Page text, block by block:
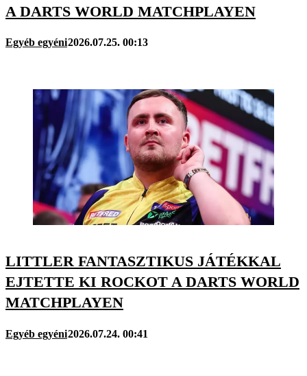
A DARTS WORLD MATCHPLAYEN
Egyéb egyéni2026.07.25. 00:13
LITTLER FANTASZTIKUS JÁTÉKKAL
EJTETTE KI ROCKOT A DARTS WORLD
MATCHPLAYEN
Egyéb egyéni2026.07.24. 00:41